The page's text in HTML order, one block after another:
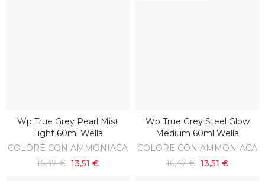
AGGIUNGI AL CARRELLO
Wp True Grey Pearl Mist
Light 60ml Wella
COLORE CON AMMONIACA
16,47 € 13,51 €
SCOPRI
Wp True Grey Steel Glow
Medium 60ml Wella
COLORE CON AMMONIACA
16,47 € 13,51 €